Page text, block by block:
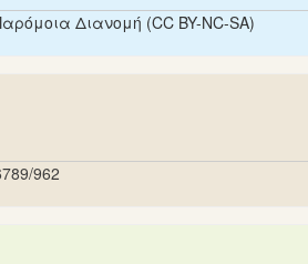
Διανομή (CC BY-NC-SA)
962